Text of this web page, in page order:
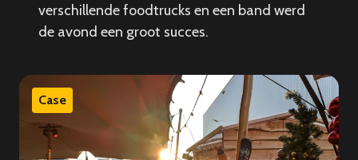
verschillende foodtrucks en een band werd
de avond een groot succes.
Case